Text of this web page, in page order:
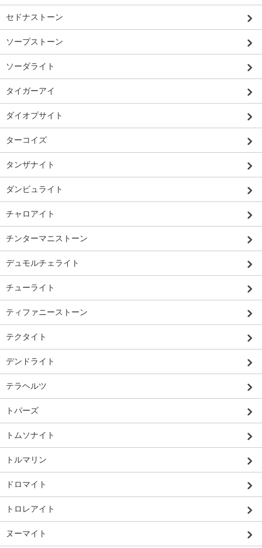
セドナストーン
ソープストーン
ソーダライト
タイガーアイ
ダイオプサイト
ターコイズ
タンザナイト
ダンビュライト
チャロアイト
チンターマニストーン
デュモルチェライト
チューライト
ティファニーストーン
テクタイト
デンドライト
テラヘルツ
トパーズ
トムソナイト
トルマリン
ドロマイト
トロレアイト
ヌーマイト